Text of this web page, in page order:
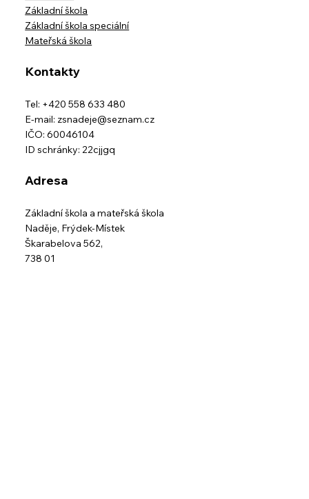
Základní škola
Základní škola speciální
Mateřská škola
Kontakty
Tel: +420 558 633 480
E-mail: zsnadeje@seznam.cz
IČO: 60046104
ID schránky: 22cjjgq
Adresa
Základní škola a mateřská škola
Naděje, Frýdek-Místek
Škarabelova 562,
738 01